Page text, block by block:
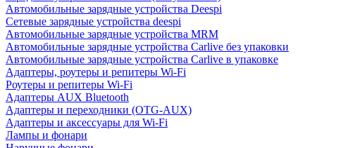
Автомобильные зарядные устройства Deespi
Сетевые зарядные устройства deespi
Автомобильные зарядные устройства MRM
Автомобильные зарядные устройства Carlive без упаковки
Автомобильные зарядные устройства Carlive в упаковке
Адаптеры, роутеры и репитеры Wi-Fi
Роутеры и репитеры Wi-Fi
Адаптеры AUX Bluetooth
Адаптеры и переходники (OTG-AUX)
Адаптеры и аксессуары для Wi-Fi
Лампы и фонари